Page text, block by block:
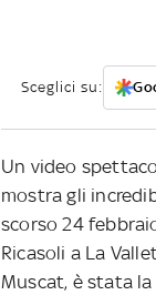
Sceglici su:
Un video
mostra gli
scorso 24
Ricasoli a La
Muscat, è stata